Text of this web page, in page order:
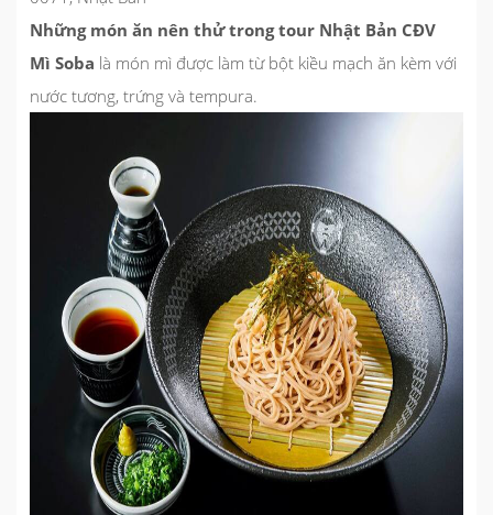
Những món ăn nên thử trong tour Nhật Bản CĐV
Mì Soba là món mì được làm từ bột kiều mạch ăn kèm với
nước tương, trứng và tempura.